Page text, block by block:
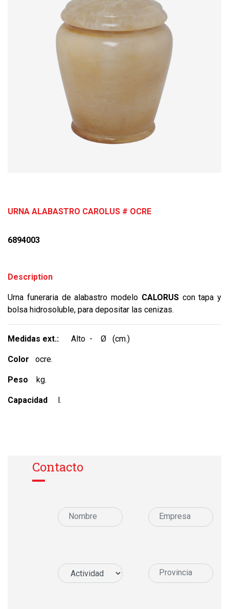
URNA ALABASTRO CAROLUS # OCRE
6894003
Description
Urna funeraria de alabastro modelo CALORUS con tapa y
bolsa hidrosoluble, para depositar las cenizas.
Medidas ext.: Alto - Ø (cm.)
Color ocre.
Peso kg.
Capacidad l.
Contacto